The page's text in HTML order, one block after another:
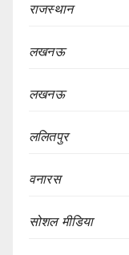
राजस्थान
लखनऊ
लखनऊ
ललितपुर
वनारस
सोशल मीडिया